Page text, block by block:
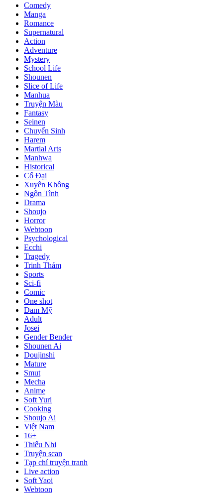
Comedy
Manga
Romance
Supernatural
Action
Adventure
Mystery
School Life
Shounen
Slice of Life
Manhua
Truyện Màu
Fantasy
Seinen
Chuyển Sinh
Harem
Martial Arts
Manhwa
Historical
Cổ Đại
Xuyên Không
Ngôn Tình
Drama
Shoujo
Horror
Webtoon
Psychological
Ecchi
Tragedy
Trinh Thám
Sports
Sci-fi
Comic
One shot
Đam Mỹ
Adult
Josei
Gender Bender
Shounen Ai
Doujinshi
Mature
Smut
Mecha
Anime
Soft Yuri
Cooking
Shoujo Ai
Việt Nam
16+
Thiếu Nhi
Truyện scan
Tạp chí truyện tranh
Live action
Soft Yaoi
Webtoon